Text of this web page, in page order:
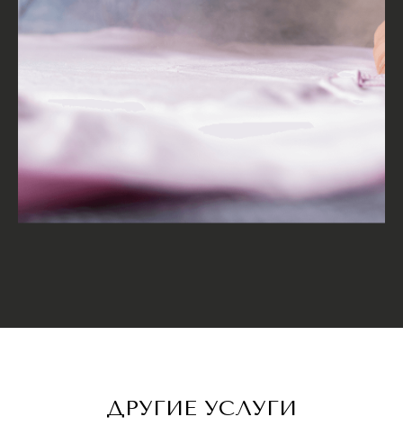
ДРУГИЕ УСЛУГИ
КОНТАКТЫ
Свяжитесь с нами любым
удобным способом